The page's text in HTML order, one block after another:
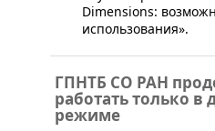
Dimensions:
использования».
ГПНТБ СО РАН
работать только в
режиме